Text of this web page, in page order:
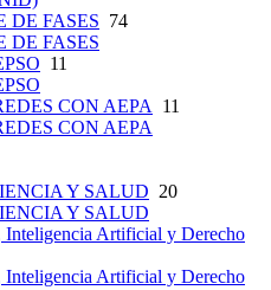
DE FASES 74
DE FASES
11
CON AEPA
11
CON AEPA
Y SALUD 20
Y SALUD
Artificial y Derecho
Artificial y Derecho